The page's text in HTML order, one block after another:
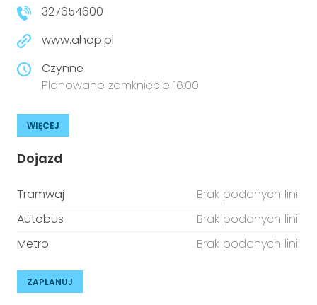
327654600
www.ahop.pl
Czynne
Planowane zamknięcie 16:00
WIĘCEJ
Dojazd
Tramwaj
Brak podanych linii
Autobus
Brak podanych linii
Metro
Brak podanych linii
ZAPLANUJ